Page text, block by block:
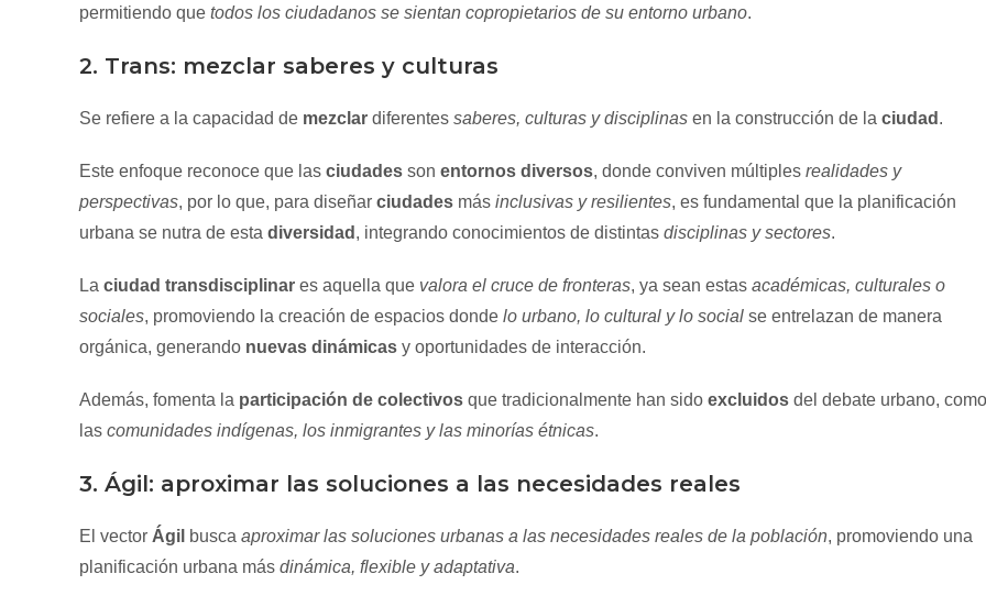
permitiendo que todos los ciudadanos se sientan copropietarios de su entorno urbano.
2. Trans: mezclar saberes y culturas
Se refiere a la capacidad de mezclar diferentes saberes, culturas y disciplinas en la construcción de la ciudad .
Este enfoque reconoce que las ciudades son entornos diversos, donde conviven múltiples realidades y
perspectivas, por lo que, para diseñar ciudades más inclusivas y resilientes, es fundamental que la planificación
urbana se nutra de esta diversidad , integrando conocimientos de distintas disciplinas y sectores.
La ciudad transdisciplinar es aquella que valora el cruce de fronteras, ya sean estas académicas, culturales o
sociales, promoviendo la creación de espacios donde lo urbano, lo cultural y lo social se entrelazan de manera
orgánica, generando nuevas dinámicas y oportunidades de interacción.
Además, fomenta la participación de colectivos que tradicionalmente han sido excluidos del debate urbano, como
las comunidades indígenas, los inmigrantes y las minorías étnicas.
3. Ágil: aproximar las soluciones a las necesidades reales
El vector Ágil busca aproximar las soluciones urbanas a las necesidades reales de la población, promoviendo una
planificación urbana más dinámica, flexible y adaptativa.